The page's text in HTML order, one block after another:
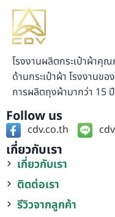
e
b
o
o
i
n
k
โรงงานผลิตกระเป๋าผ้าคุ
ด้านกระเป๋าผ้า โรงงานข
การผลิตถุงผ้ามากว่า 15 ปี
Follow us
cdv.co.th
เกี่ยวกับเรา
เกี่ยวกับเรา
ติดต่อเรา
รีวิวจากลูกค้า